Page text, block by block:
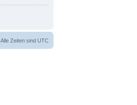
Alle Zeiten sind UTC